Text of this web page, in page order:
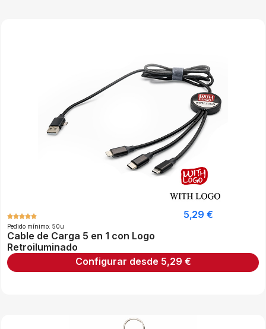
Pedido mínimo: 50u
Cable de Carga 5 en 1 con Logo
Retroiluminado
5,29 €
Configurar desde 5,29 €